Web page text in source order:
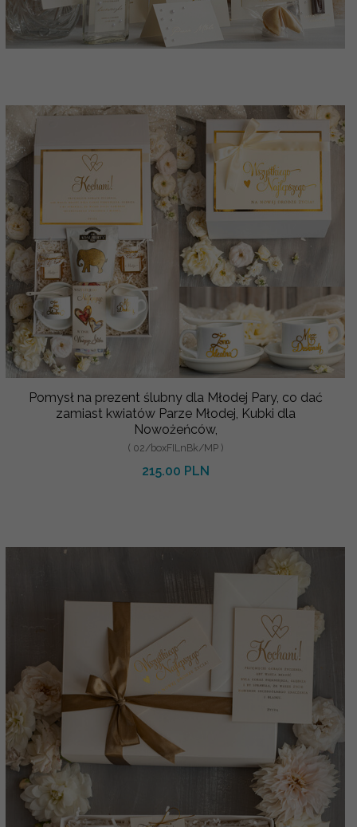
Pomysł na prezent ślubny dla Młodej Pary, co dać
zamiast kwiatów Parze Młodej, Kubki dla
Nowożeńców,
( 02/boxFILnBk/MP )
215.00 PLN